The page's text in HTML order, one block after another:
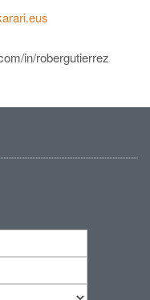
in/robergutierrez